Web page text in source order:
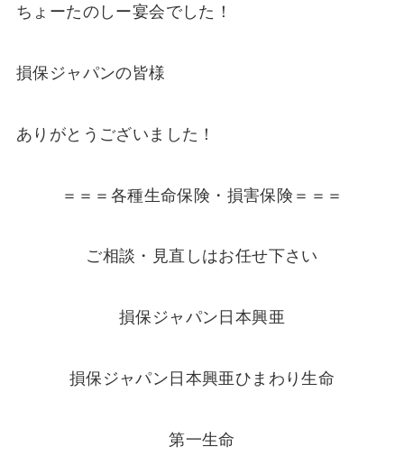
ちょーたのしー宴会でした！
損保ジャパンの皆様
ありがとうございました！
＝＝＝各種生命保険・損害保険＝＝＝
ご相談・見直しはお任せ下さい
損保ジャパン日本興亜
損保ジャパン日本興亜ひまわり生命
第一生命